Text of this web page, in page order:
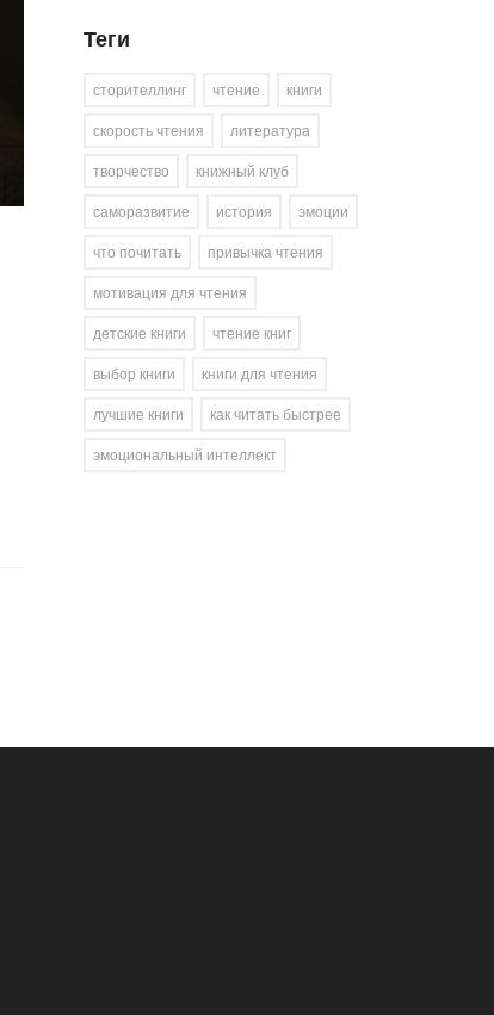
Теги
сторителлинг чтение
книги
скорость чтения
литература
творчество
книжный клуб
саморазвитие
история
эмоции
что почитать
привычка чтения
мотивация для чтения
детские книги
чтение книг
выбор книги
книги для чтения
лучшие книги
как читать быстрее
эмоциональный интеллект